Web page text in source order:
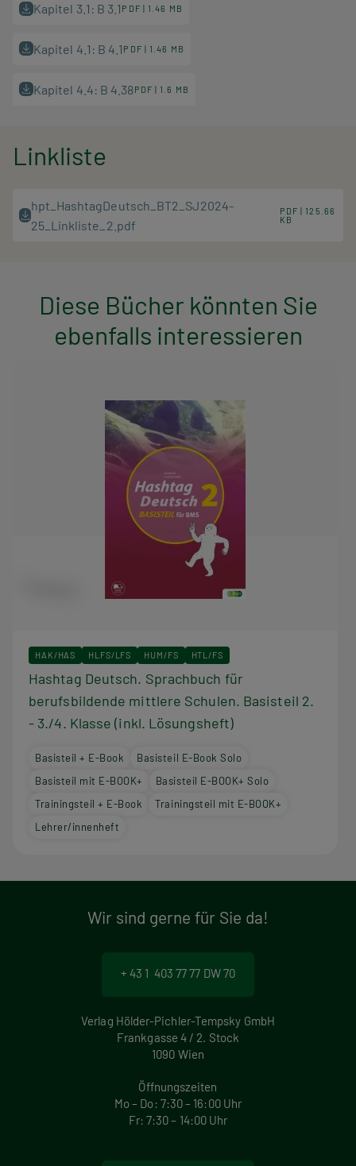
Kapitel 3.1: B 3.1 PDF | 1.46 MB
Kapitel 4.1: B 4.1 PDF | 1.46 MB
Kapitel 4.4: B 4.38PDF | 1.6 MB
Linkliste
hpt_HashtagDeutsch_BT2_SJ2024-
25_Linkliste_2.pdf
PDF | 125.66
KB
Diese Bücher könnten Sie
ebenfalls interessieren
HAK/HAS HLFS/LFS HUM/FS HTL/FS
Hashtag Deutsch. Sprachbuch für
berufsbildende mittlere Schulen. Basisteil 2.
- 3./4. Klasse (inkl. Lösungsheft)
Basisteil + E-Book
Basisteil E-Book Solo
Basisteil mit E-BOOK+
Basisteil E-BOOK+ Solo
Trainingsteil + E-Book
Trainingsteil mit E-BOOK+
Lehrer/innenheft
Wir sind gerne für Sie da!
+ 43 1 403 77 77 DW 70
Verlag Hölder-Pichler-Tempsky GmbH
Frankgasse 4 / 2. Stock
1090 Wien
Öffnungszeiten
Mo – Do: 7:30 – 16:00 Uhr
Fr: 7:30 – 14:00 Uhr